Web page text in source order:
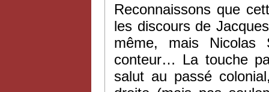
Reconnaissons que
les discours de
même, mais Nicolas
conteur… La touche
salut au passé